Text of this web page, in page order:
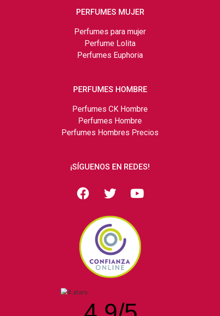
PERFUMES MUJER
Perfumes para mujer
Perfume Lolita
Perfumes Euphoria
PERFUMES HOMBRE
Perfumes CK Hombre
Perfumes Hombre
Perfumes Hombres Precios
¡SÍGUENOS EN REDES!